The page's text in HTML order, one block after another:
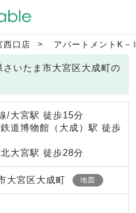
西口店 アパートメントK
いたま市大宮区大成町の
/大宮駅 徒歩15分
道博物館（大成）駅 徒歩
大宮駅 徒歩28分
大宮区大成町 地図